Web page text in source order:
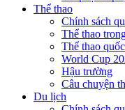
Thể thao
Chính sách
Thể thao
Thể thao
World Cup
Hậu trường
Câu chuyện
Du lịch